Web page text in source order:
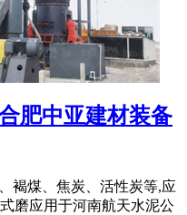
肥中亚建材装备
褐煤、焦炭、活性炭等,应
磨应用于河南航天水泥公